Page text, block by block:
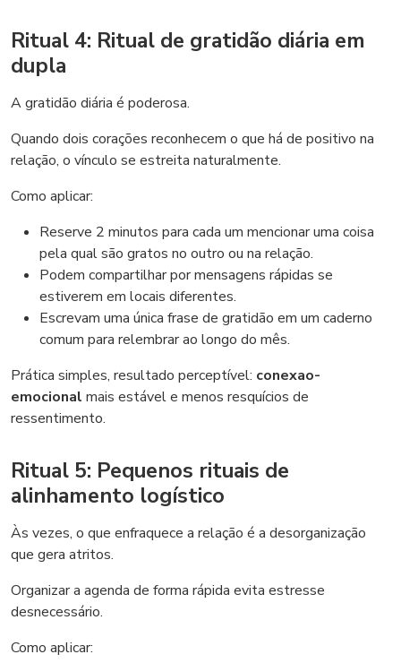
Ritual 4: Ritual de gratidão diária em
dupla
A gratidão diária é poderosa.
Quando dois corações reconhecem o que há de positivo na
relação, o vínculo se estreita naturalmente.
Como aplicar:
Reserve 2 minutos para cada um mencionar uma coisa
pela qual são gratos no outro ou na relação.
Podem compartilhar por mensagens rápidas se
estiverem em locais diferentes.
Escrevam uma única frase de gratidão em um caderno
comum para relembrar ao longo do mês.
Prática simples, resultado perceptível: conexao-
emocional mais estável e menos resquícios de
ressentimento.
Ritual 5: Pequenos rituais de
alinhamento logístico
Às vezes, o que enfraquece a relação é a desorganização
que gera atritos.
Organizar a agenda de forma rápida evita estresse
desnecessário.
Como aplicar: